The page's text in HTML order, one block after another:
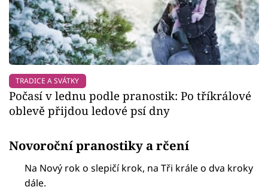
TRADICE A SVÁTKY
Počasí v lednu podle pranostik: Po tříkrálové
oblevě přijdou ledové psí dny
Novoroční pranostiky a rčení
Na Nový rok o slepičí krok, na Tři krále o dva kroky
dále.